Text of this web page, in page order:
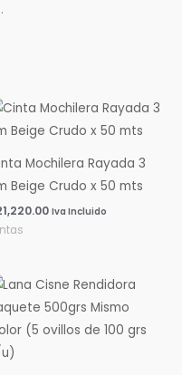
Mochilera Rayada 3
Beige Crudo x 50 mts
Iva Incluido
Rango
de
precios:
desde
$0.00